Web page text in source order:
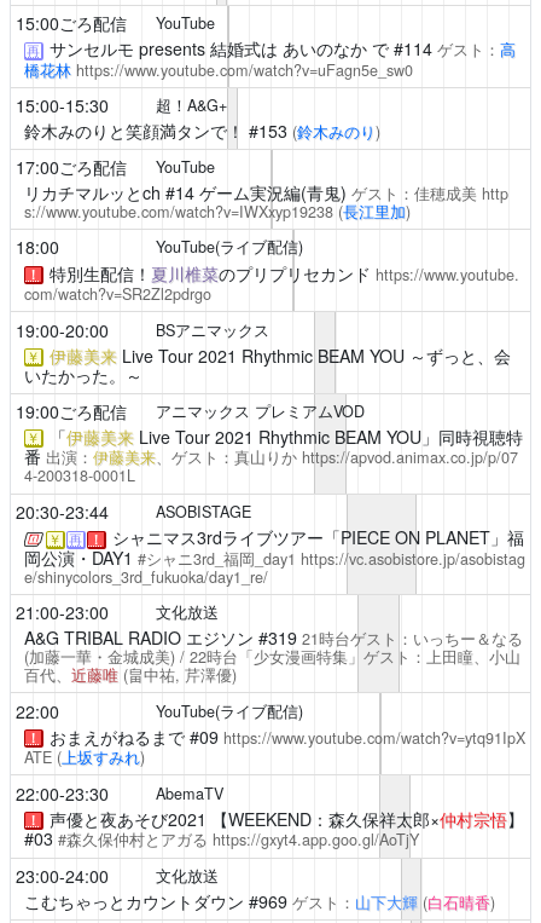
15:00ごろ配信 YouTube
再 サンセルモ presents 結婚式は あいのなか で#114 ゲスト： 高
橋花林 https://www.youtube.com/watch?v=uFagn5e_sw0
15:00-15:30 超！A&G+
鈴木みのりと笑顔満タンで！ #153 (鈴木みのり)
17:00ごろ配信 YouTube
リカチマルッとch #14 ゲーム実況編(青鬼) ゲスト：佳穂成美 http
s://www.youtube.com/watch?v=IWXxyp19238 (長江里加)
18:00 YouTube(ライブ配信)
！ 特別生配信！ 夏川椎菜のプリプリセカンド https://www.youtube.
com/watch?v=SR2Zl2pdrgo
19:00-20:00 BSアニマックス
￥ 伊藤美来Live Tour 2021 Rhythmic BEAM YOU ～ずっと、会
いたかった。～
19:00ごろ配信
アニマックス プレミアムVOD
￥ 「伊藤美来Live Tour 2021 Rhythmic BEAM YOU」同時視聴特
番 出演： 伊藤美来、ゲスト：真山りか https://apvod.animax.co.jp/p/07
4-200318-0001L
20:30-23:44 ASOBISTAGE
￥ 再 ！
シャニマス3rdライブツアー「PIECE ON PLANET」福
岡公演・DAY1 #シャニ3rd_福岡_day1 https://vc.asobistore.jp/asobistag
e/shinycolors_3rd_fukuoka/day1_re/
21:00-23:00 文化放送
A&G TRIBAL RADIO エジソン #319 21時台ゲスト：いっちー＆なる
(加藤一華・金城成美) / 22時台「少女漫画特集」ゲスト：上田瞳、小山
百代、 近藤唯 (畠中祐, 芹澤優)
22:00 YouTube(ライブ配信)
！ おまえがねるまで#09 https://www.youtube.com/watch?v=ytq91IpX
ATE (上坂すみれ)
22:00-23:30 AbemaTV
！ 声優と夜あそび2021 【WEEKEND：森久保祥太郎×仲村宗悟】
#03 #森久保仲村とアガる https://gxyt4.app.goo.gl/AoTjY
23:00-24:00 文化放送
こむちゃっとカウントダウン #969 ゲスト： 山下大輝 (白石晴香)